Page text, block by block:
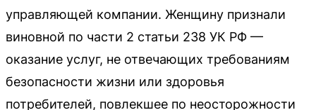
управляющей компании. Женщину признали
виновной по части 2 статьи 238 УК РФ —
оказание услуг, не отвечающих требованиям
безопасности жизни или здоровья
потребителей, повлекшее по неосторожности